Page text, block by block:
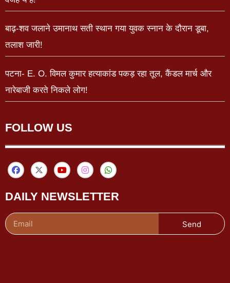
बाढ़-शव जलाने उमानाथ सती स्थान गया युवक स्नान के दौरान डूबा,
तलाश जारी!
पटना- E. O. विमल कुमार हत्याकांड पकड़ रहा तूल, कैंडल मार्च और
नारेबाजी करते निकले लोग!
FOLLOW US
DAILY NEWSLETTER
Send